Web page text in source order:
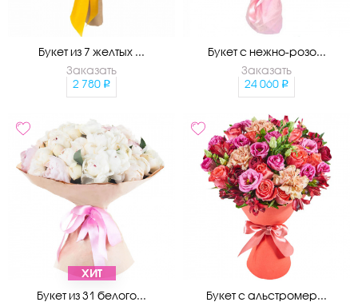
Букет из 7 желтых ...
Заказать
2 780
Букет с нежно-розо...
Заказать
24 060
ХИТ
Букет из 31 белого...
Букет с альстромер...